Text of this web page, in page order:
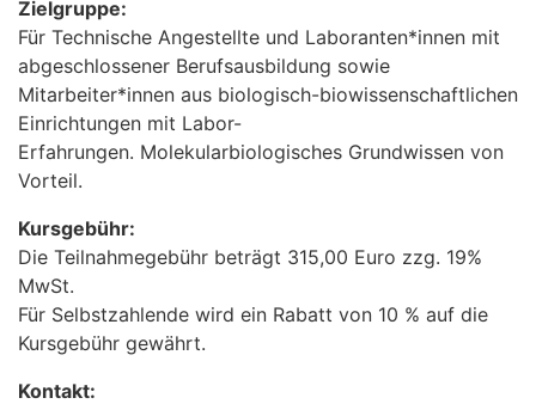
Zielgruppe:
Für Technische Angestellte und Laboranten*innen mit
abgeschlossener Berufsausbildung sowie
Mitarbeiter*innen aus biologisch-biowissenschaftlichen
Einrichtungen mit Labor-
Erfahrungen. Molekularbiologisches Grundwissen von
Vorteil.
Kursgebühr:
Die Teilnahmegebühr beträgt 315,00 Euro zzg. 19%
MwSt.
Für Selbstzahlende wird ein Rabatt von 10 % auf die
Kursgebühr gewährt.
Kontakt: